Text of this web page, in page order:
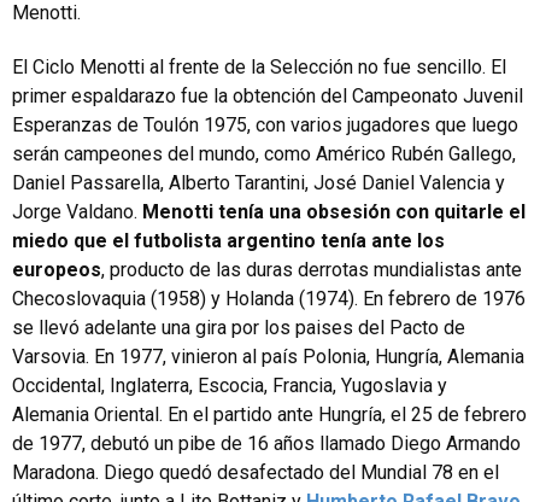
Menotti.
El Ciclo Menotti al frente de la Selección no fue sencillo. El
primer espaldarazo fue la obtención del Campeonato Juvenil
Esperanzas de Toulón 1975, con varios jugadores que luego
serán campeones del mundo, como Américo Rubén Gallego,
Daniel Passarella, Alberto Tarantini, José Daniel Valencia y
Jorge Valdano. Menotti tenía una obsesión con quitarle el
miedo que el futbolista argentino tenía ante los
europeos, producto de las duras derrotas mundialistas ante
Checoslovaquia (1958) y Holanda (1974). En febrero de 1976
se llevó adelante una gira por los paises del Pacto de
Varsovia. En 1977, vinieron al país Polonia, Hungría, Alemania
Occidental, Inglaterra, Escocia, Francia, Yugoslavia y
Alemania Oriental. En el partido ante Hungría, el 25 de febrero
de 1977, debutó un pibe de 16 años llamado Diego Armando
Maradona. Diego quedó desafectado del Mundial 78 en el